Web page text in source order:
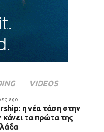
VIDEOS
ago
η νέα τάση στην
κάνει τα πρώτα της